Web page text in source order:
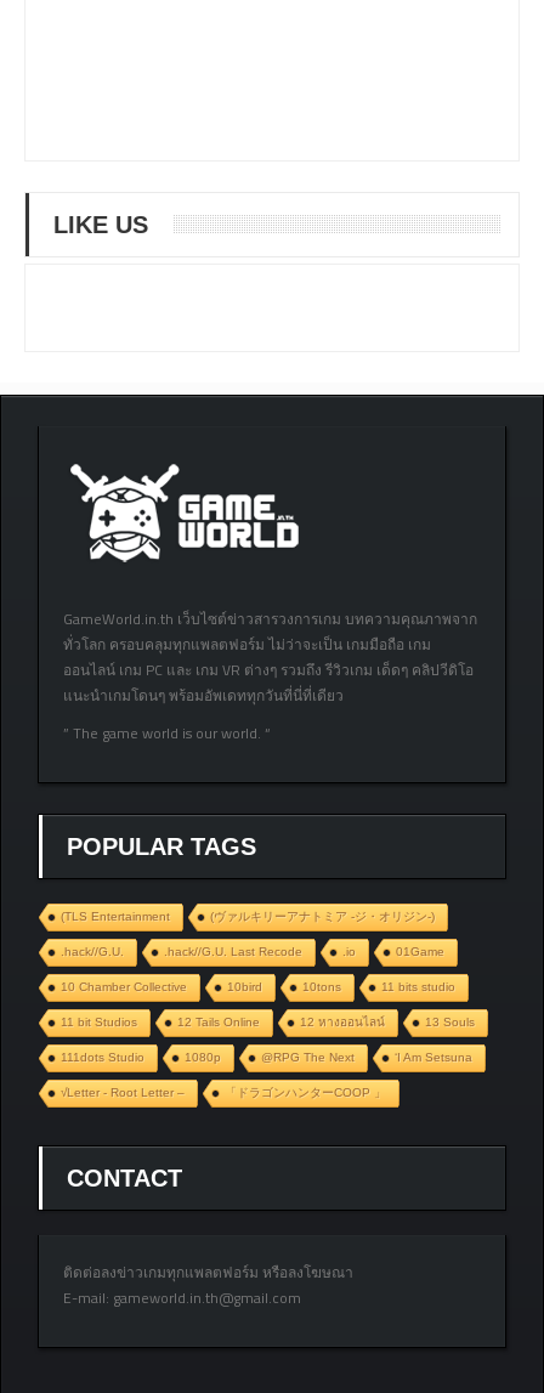
LIKE US
GameWorld.in.th เว็บไซต์ข่าวสารวงการเกม บทความคุณภาพจาก
ทั่วโลก ครอบคลุมทุกแพลตฟอร์ม ไม่ว่าจะเป็น เกมมือถือ เกม
ออนไลน์ เกม PC และ เกม VR ต่างๆ รวมถึง รีวิวเกม เด็ดๆ คลิปวีดิโอ
แนะนำเกมโดนๆ พร้อมอัพเดททุกวันที่นี่ที่เดียว
” The game world is our world. “
POPULAR TAGS
(TLS Entertainment (ヴァルキリーアナトミア ‐ジ・オリジン‐)
.hack//G.U. .hack//G.U. Last Recode .io 01Game
10 Chamber Collective 10bird 10tons 11 bits studio
11 bit Studios 12 Tails Online 12 หางออนไลน์ 13 Souls
111dots Studio 1080p @RPG The Next ‘I Am Setsuna
√Letter - Root Letter – 「ドラゴンハンターCOOP 」
CONTACT
ติดต่อลงข่าวเกมทุกแพลตฟอร์ม หรือลงโฆษณา
E-mail: gameworld.in.th@gmail.com